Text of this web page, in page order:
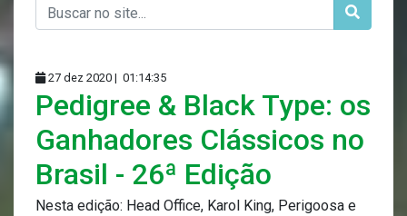
27 dez 2020 | 01:14:35
Pedigree & Black Type: os
Ganhadores Clássicos no
Brasil - 26ª Edição
Nesta edição: Head Office, Karol King, Perigoosa e